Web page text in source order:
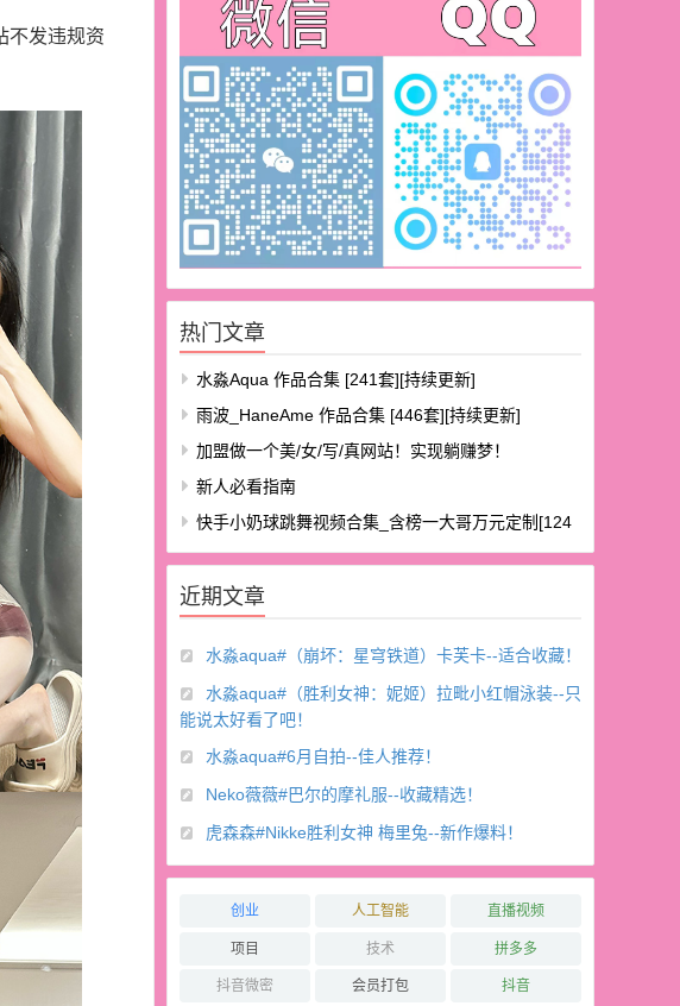
不发违规资
热门文章
水淼aqua 作品合集 [241套][持续更新]
雨波_HaneAme 作品合集 [446套][持续更新]
加盟做一个美/女/写/真网站！实现躺赚梦！
新人必看指南
快手小奶球跳舞视频合集_含榜一大哥万元定制[124
V/8.48G]
近期文章
水淼aqua#（崩坏：星穹铁道）卡芙卡--适合收藏！
水淼aqua#（胜利女神：妮姬）拉毗小红帽泳装--只
能说太好看了吧！
水淼aqua#6月自拍--佳人推荐！
Neko薇薇#巴尔的摩礼服--收藏精选！
虎森森#Nikke胜利女神 梅里兔--新作爆料！
创业 人工智能 直播视频
项目 技术 拼多多
抖音微密 会员打包 抖音